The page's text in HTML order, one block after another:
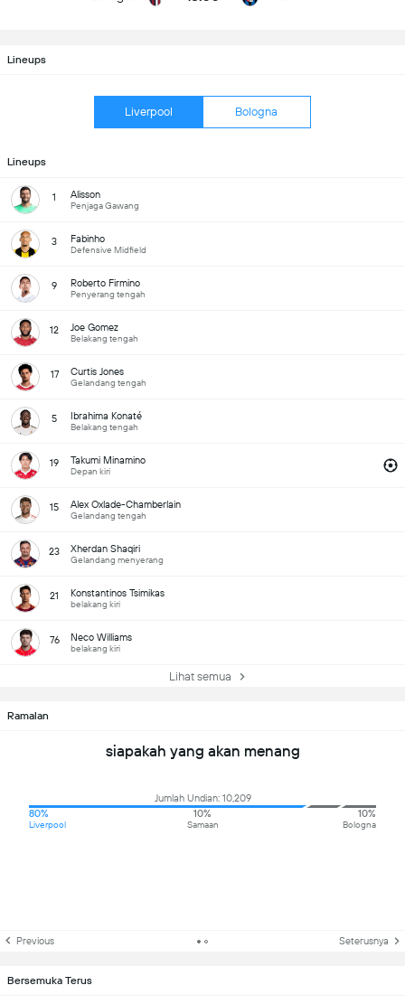
Lineups
Liverpool Bologna
Lineups
1 Alisson
Penjaga Gawang
3 Fabinho
Defensive Midfield
9 Roberto Firmino
Penyerang tengah
12 Joe Gomez
Belakang tengah
17 Curtis Jones
Gelandang tengah
5 Ibrahima Konaté
Belakang tengah
19 Takumi Minamino
Depan kiri
15 Alex Oxlade-Chamberlain
Gelandang tengah
23 Xherdan Shaqiri
Gelandang menyerang
21 Konstantinos Tsimikas
belakang kiri
76 Neco Williams
belakang kiri
Lihat semua
Ramalan
siapakah yang akan menang
Jumlah Undian: 10,209
80%
Liverpool
10%
Samaan
10%
Bologna
Previous Seterusnya
Bersemuka Terus